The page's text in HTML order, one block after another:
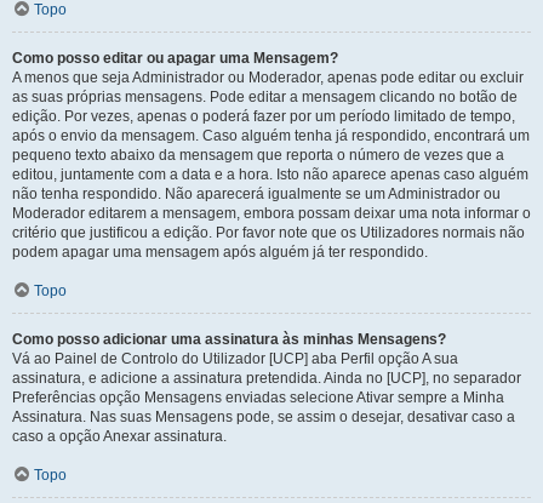
Topo
Como posso editar ou apagar uma Mensagem?
A menos que seja Administrador ou Moderador, apenas pode editar ou excluir
as suas próprias mensagens. Pode editar a mensagem clicando no botão de
edição. Por vezes, apenas o poderá fazer por um período limitado de tempo,
após o envio da mensagem. Caso alguém tenha já respondido, encontrará um
pequeno texto abaixo da mensagem que reporta o número de vezes que a
editou, juntamente com a data e a hora. Isto não aparece apenas caso alguém
não tenha respondido. Não aparecerá igualmente se um Administrador ou
Moderador editarem a mensagem, embora possam deixar uma nota informar o
critério que justificou a edição. Por favor note que os Utilizadores normais não
podem apagar uma mensagem após alguém já ter respondido.
Topo
Como posso adicionar uma assinatura às minhas Mensagens?
Vá ao Painel de Controlo do Utilizador [UCP] aba Perfil opção A sua
assinatura, e adicione a assinatura pretendida. Ainda no [UCP], no separador
Preferências opção Mensagens enviadas selecione Ativar sempre a Minha
Assinatura. Nas suas Mensagens pode, se assim o desejar, desativar caso a
caso a opção Anexar assinatura.
Topo